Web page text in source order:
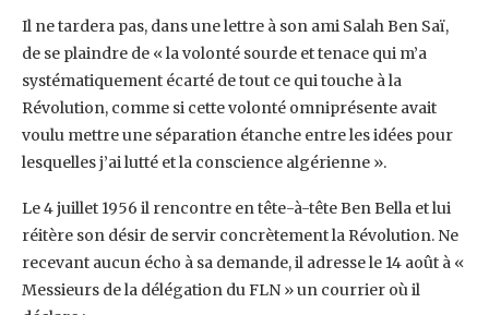
Il ne tardera pas, dans une lettre à son ami Salah Ben Saï,
de se plaindre de « la volonté sourde ‎et tenace qui m’a
systématiquement écarté de tout ce qui touche à la
Révolution, comme si ‎cette volonté omniprésente avait
voulu mettre une séparation étanche entre les idées pour
‎lesquelles j’ai lutté et la conscience algérienne ».‎
Le 4 juillet 1956 il rencontre en tête-à-tête Ben Bella et lui
réitère son désir de servir ‎concrètement la Révolution. Ne
recevant aucun écho à sa demande, il adresse le 14 août à ‎‎«
Messieurs de la délégation du FLN » un courrier où il